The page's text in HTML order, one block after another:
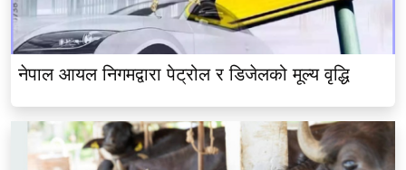
नेपाल आयल निगमद्वारा पेट्रोल र डिजेलको मूल्य वृद्धि